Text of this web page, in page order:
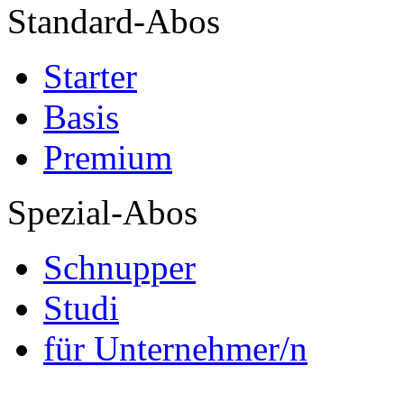
Standard-Abos
Starter
Basis
Premium
Spezial-Abos
Schnupper
Studi
für Unternehmer/n